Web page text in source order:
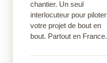
chantier. Un seul
interlocuteur pour piloter
votre projet de bout en
bout. Partout en France.